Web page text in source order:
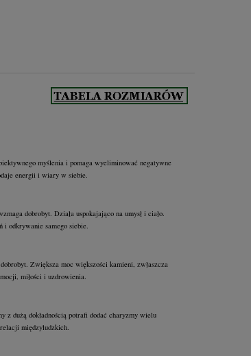
myślenia i pomaga wyeliminować negatywne
energii i wiary w siebie.
dobrobyt. Działa uspokajająco na umysł i ciało.
i odkrywanie samego siebie.
Zwiększa moc większości kamieni, zwłaszcza
miłości i uzdrowienia.
z dużą dokładnością potrafi dodać charyzmy wielu
międzyludzkich.